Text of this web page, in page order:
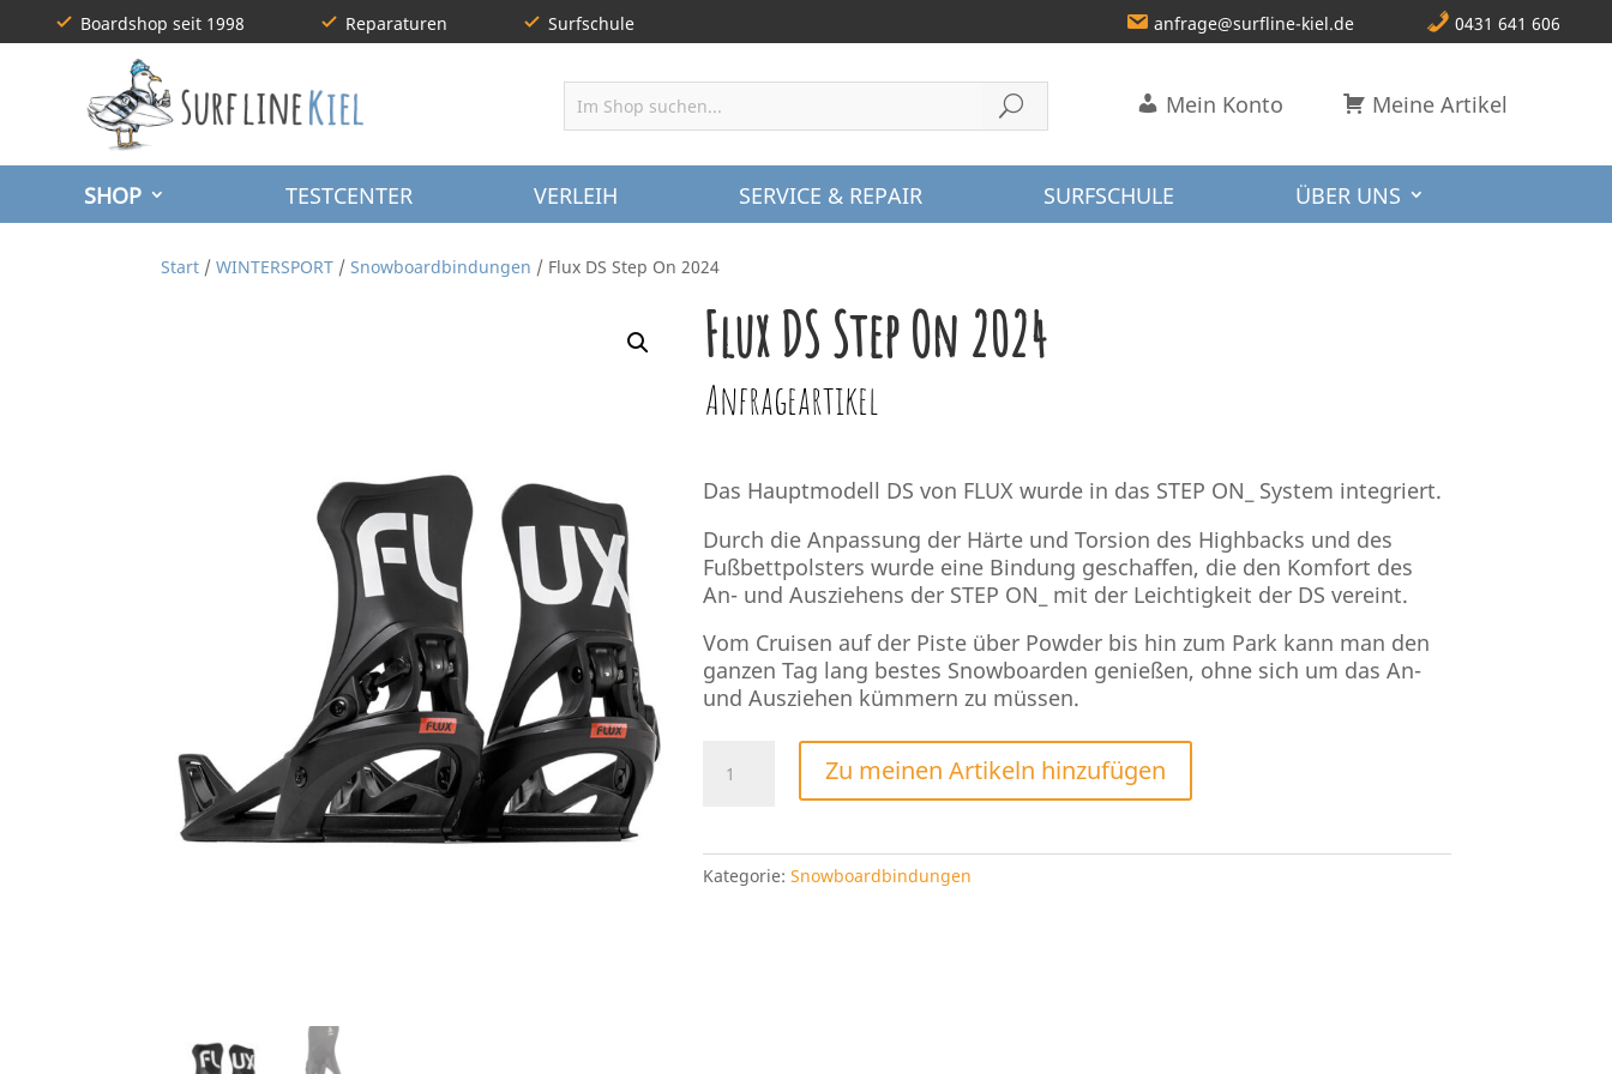
Boardshop seit 1998 Reparaturen Surfschule 0431 641 606
anfrage@surfline-kiel.de
Meine Artikel
Mein Konto
SHOP TESTCENTER VERLEIH SERVICE & REPAIR SURFSCHULE ÜBER UNS
Start /WINTERSPORT /Snowboardbindungen / Flux DS Step On 2024
Flux DS Step On 2024
Anfrageartikel
Das Hauptmodell DS von FLUX wurde in das STEP ON_ System integriert.
Durch die Anpassung der Härte und Torsion des Highbacks und des
Fußbettpolsters wurde eine Bindung geschaffen, die den Komfort des
An- und Ausziehens der STEP ON_ mit der Leichtigkeit der DS vereint.
Vom Cruisen auf der Piste über Powder bis hin zum Park kann man den
ganzen Tag lang bestes Snowboarden genießen, ohne sich um das An-
und Ausziehen kümmern zu müssen.
Menge
Zu meinen Artikeln hinzufügen
Kategorie: Snowboardbindungen